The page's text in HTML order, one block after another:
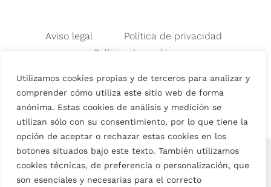
Utilizamos cookies propias y de terceros para analizar y
comprender cómo utiliza este sitio web de forma
anónima. Estas cookies de análisis y medición se
utilizan sólo con su consentimiento, por lo que tiene la
opción de aceptar o rechazar estas cookies en los
botones situados bajo este texto. También utilizamos
cookies técnicas, de preferencia o personalización, que
son esenciales y necesarias para el correcto
Aviso legal
Política de privacidad
Política de cookies
Condiciones Generales de Venta
English (Inglés) Español